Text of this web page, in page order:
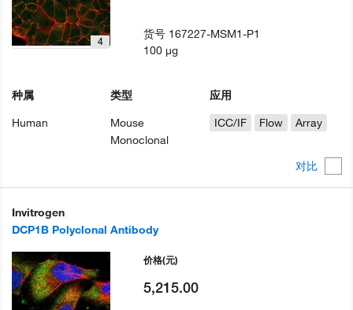
对比
4
种属
Human
类型
Mouse
Monoclonal
应用
ICC/IF
Flow Array
货号 167227-MSM1-P1
100 µg
Invitrogen
DCP1B Polyclonal Antibody
价格(元)
5,215.00